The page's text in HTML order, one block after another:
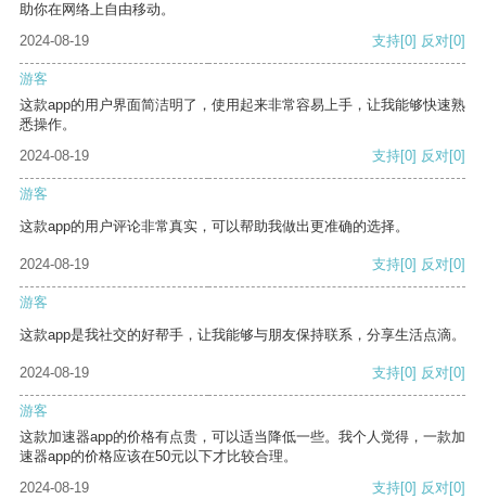
助你在网络上自由移动。
2024-08-19
支持[0] 反对[0]
游客
这款app的用户界面简洁明了，使用起来非常容易上手，让我能够快速熟
悉操作。
2024-08-19
支持[0] 反对[0]
游客
这款app的用户评论非常真实，可以帮助我做出更准确的选择。
2024-08-19 支持[0] 反对[0]
游客
这款app是我社交的好帮手，让我能够与朋友保持联系，分享生活点滴。
2024-08-19 支持[0] 反对[0]
游客
这款加速器app的价格有点贵，可以适当降低一些。我个人觉得，一款加
速器app的价格应该在50元以下才比较合理。
2024-08-19
支持[0] 反对[0]